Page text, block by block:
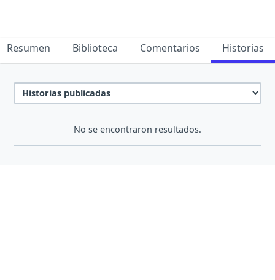
Resumen Biblioteca Comentarios Historias
No se encontraron resultados.